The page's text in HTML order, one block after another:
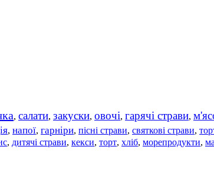
, салати, закуски, овочі, гарячі страви,
, напої, гарніри, пісні страви, святкові страви,
, дитячі страви, кекси, торт, хліб, морепродукти,